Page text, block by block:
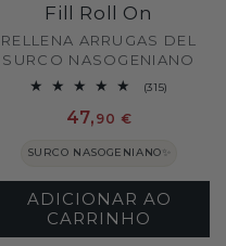
Fill Roll On
Fornecedor:
RELLENA ARRUGAS DEL
SURCO NASOGENIANO
(315)
Preço
47, 90 €
SURCO NASOGENIANO✨
ADICIONAR AO
CARRINHO